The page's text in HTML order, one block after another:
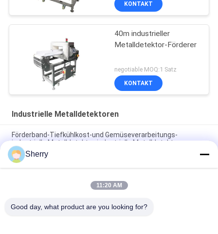
KONTAKT
40m industrieller
Metalldetektor-Förderer
negotiable MOQ:1 Satz
KONTAKT
Industrielle Metalldetektoren
Förderband-Tiefkühlkost-und Gemüseverarbeitungs-
industrielle Metalldetektor-industrielle Metalldetektoren
Tiefkühlkost-Gemüse, das industrielle Detektoren IP54
265VAC Metallverarbeitet
Pharmazeutischer Metalldetektor-Förderer Pharma 170L
Sherry
11:20 AM
Good day, what product are you looking for?